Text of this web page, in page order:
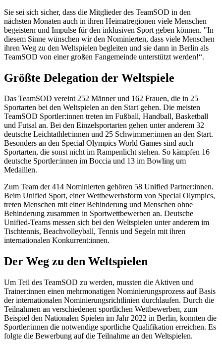
Sie sei sich sicher, dass die Mitglieder des TeamSOD in den
nächsten Monaten auch in ihren Heimatregionen viele Menschen
begeistern und Impulse für den inklusiven Sport geben können. "In
diesem Sinne wünschen wir den Nominierten, dass viele Menschen
ihren Weg zu den Weltspielen begleiten und sie dann in Berlin als
TeamSOD von einer großen Fangemeinde unterstützt werden!“.
Größte Delegation der Weltspiele
Das TeamSOD vereint 252 Männer und 162 Frauen, die in 25
Sportarten bei den Weltspielen an den Start gehen. Die meisten
TeamSOD Sportler:innen treten im Fußball, Handball, Basketball
und Futsal an. Bei den Einzelsportarten gehen unter anderem 32
deutsche Leichtathlet:innen und 25 Schwimmer:innen an den Start.
Besonders an den Special Olympics World Games sind auch
Sportarten, die sonst nicht im Rampenlicht stehen. So kämpfen 16
deutsche Sportler:innen im Boccia und 13 im Bowling um
Medaillen.
Zum Team der 414 Nominierten gehören 58 Unified Partner:innen.
Beim Unified Sport, einer Wettbewerbsform von Special Olympics,
treten Menschen mit einer Behinderung und Menschen ohne
Behinderung zusammen in Sportwettbewerben an. Deutsche
Unified-Teams messen sich bei den Weltspielen unter anderem im
Tischtennis, Beachvolleyball, Tennis und Segeln mit ihren
internationalen Konkurrent:innen.
Der Weg zu den Weltspielen
Um Teil des TeamSOD zu werden, mussten die Aktiven und
Trainer:innen einen mehrmonatigen Nominierungsprozess auf Basis
der internationalen Nominierungsrichtlinien durchlaufen. Durch die
Teilnahmen an verschiedenen sportlichen Wettbewerben, zum
Beispiel den Nationalen Spielen im Jahr 2022 in Berlin, konnten die
Sportler:innen die notwendige sportliche Qualifikation erreichen. Es
folgte die Bewerbung auf die Teilnahme an den Weltspielen.